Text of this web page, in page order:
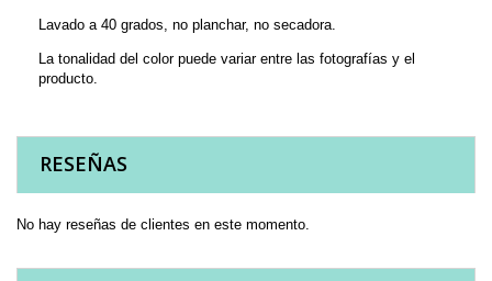
Lavado a 40 grados, no planchar, no secadora.
La tonalidad del color puede variar entre las fotografías y el
producto.
RESEÑAS
No hay reseñas de clientes en este momento.